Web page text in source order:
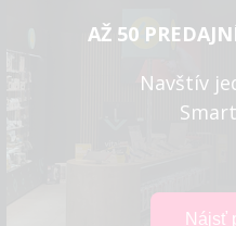
AŽ 50
Navštív